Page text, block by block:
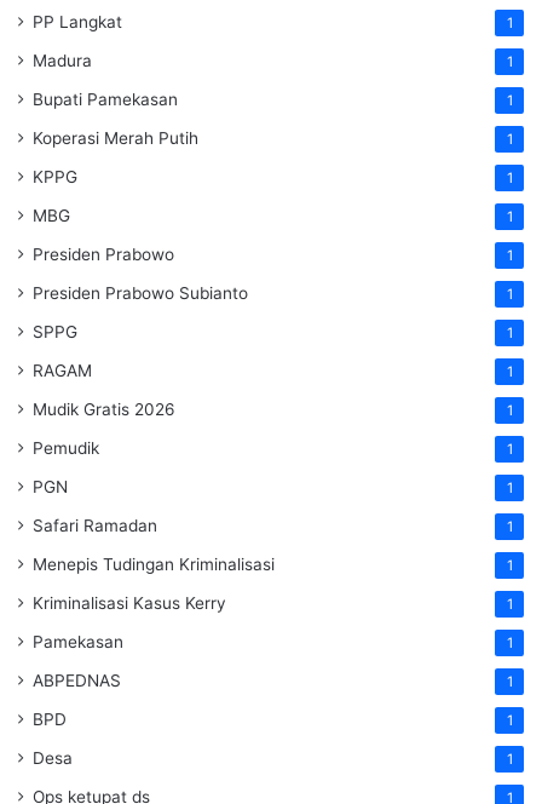
PP Langkat 1
Madura 1
Bupati Pamekasan 1
Koperasi Merah Putih 1
KPPG 1
MBG 1
Presiden Prabowo 1
Presiden Prabowo Subianto 1
SPPG 1
RAGAM 1
Mudik Gratis 2026 1
Pemudik 1
PGN 1
Safari Ramadan 1
Menepis Tudingan Kriminalisasi 1
Kriminalisasi Kasus Kerry 1
Pamekasan 1
ABPEDNAS 1
BPD 1
Desa 1
Ops ketupat ds 1